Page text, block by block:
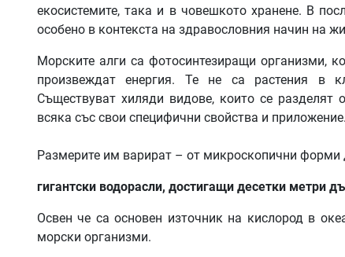
екосистемите, така и в човешкото хранене. В
особено в контекста на здравословния начин на
Морските алги са фотосинтезиращи организми,
произвеждат енергия. Те не са растения в
Съществуват хиляди видове, които се
всяка със свои специфични свойства и приложение.
Размерите им варират – от микроскопични форми
гигантски водорасли, достигащи десетки метри
Освен че са основен източник на кислород в
морски организми.